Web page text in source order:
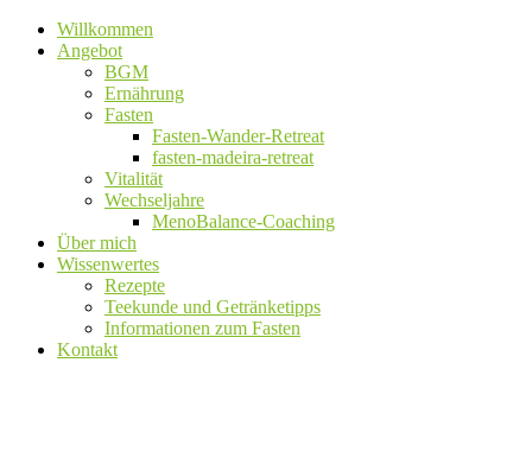
Willkommen
Angebot
BGM
Ernährung
Fasten
Fasten-Wander-Retreat
fasten-madeira-retreat
Vitalität
Wechseljahre
MenoBalance-Coaching
Über mich
Wissenwertes
Rezepte
Teekunde und Getränketipps
Informationen zum Fasten
Kontakt